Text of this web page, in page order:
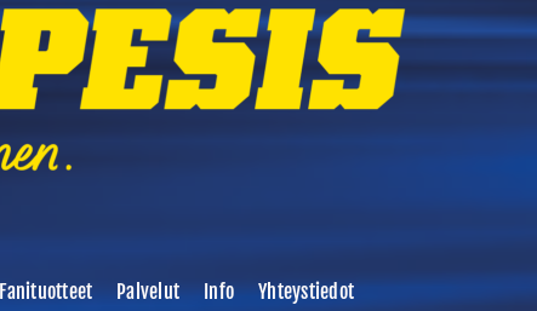
Fanituotteet Palvelut Info Yhteystiedot